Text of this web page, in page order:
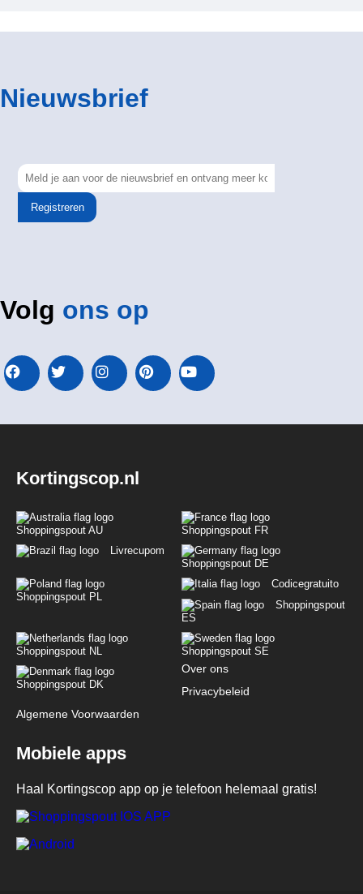
Nieuwsbrief
Registreren
Volg ons op
Kortingscop.nl
Shoppingspout AU
Shoppingspout FR
Livrecupom
Shoppingspout DE
Shoppingspout PL
Codicegratuito
Shoppingspout
ES
Shoppingspout NL Shoppingspout SE
Shoppingspout DK
Over ons
Privacybeleid
Algemene Voorwaarden
Mobiele apps
Haal Kortingscop app op je telefoon helemaal gratis!